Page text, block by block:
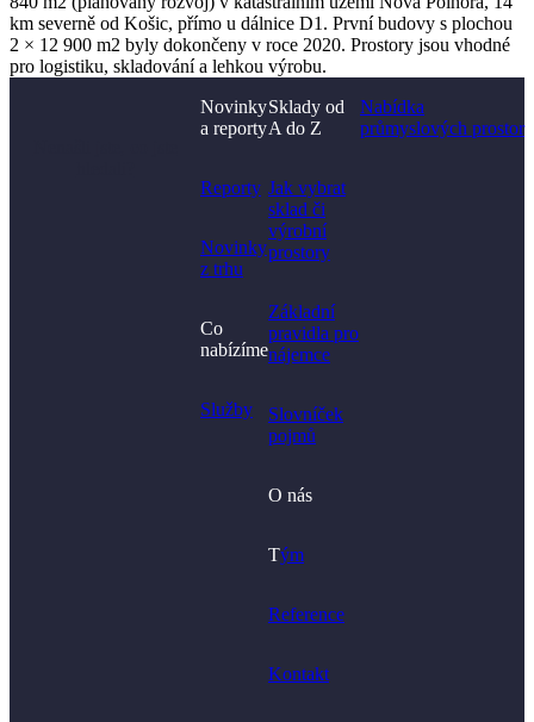
km severně od Košic, přímo u dálnice D1. První budovy s plochou
2 × 12 900 m2 byly dokončeny v roce 2020. Prostory jsou vhodné
pro logistiku, skladování a lehkou výrobu.
Novinky
a reporty
Reporty
Novinky
z trhu
Co
nabízíme
Služby
Sklady od
A do Z
Jak vybrat
sklad či
výrobní
prostory​
Základní
pravidla pro
nájemce
Slovníček
pojmů
O nás
Tým
Reference
Kontakt
Nabídka
průmyslových prostor